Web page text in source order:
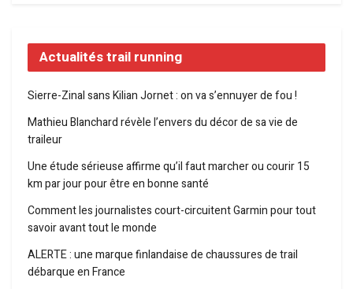
Actualités trail running
Sierre-Zinal sans Kilian Jornet : on va s’ennuyer de fou !
Mathieu Blanchard révèle l’envers du décor de sa vie de
traileur
Une étude sérieuse affirme qu’il faut marcher ou courir 15
km par jour pour être en bonne santé
Comment les journalistes court-circuitent Garmin pour tout
savoir avant tout le monde
ALERTE : une marque finlandaise de chaussures de trail
débarque en France